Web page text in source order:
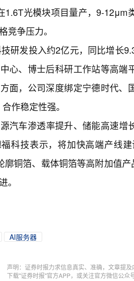
1.6T光模块项目量产，9-
竞争压力。
研发投入约2亿元，同比增长
心、博士后科研工作站等高
面，公司深度绑定宁德时代
作稳定性强。
汽车渗透率提升、储能高速
科技表示，将加快高端产线
廓铜箔、载体铜箔等高附加值
。
AI服务器
声明：证券时报力求信息真实、准确，文章提
下载"证券时报"官方APP，或关注官方微信公